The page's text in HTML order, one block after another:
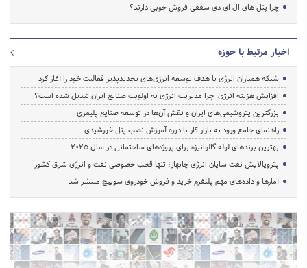
چرا پنل های ال ای دی سقفی فروش خوبی دارند؟
اخبار مرتبط با حوزه
شبکه همیاران انرژی با هدف توسعه انرژی‌های تجدیدپذیر فعالیت خود را آغاز کرد
افزایش هزینه انرژی: چرا مدیریت انرژی به اولویت صنایع ایران تبدیل شده است؟
بزرگترین پتروشیمی‌های ایران و نقش آن‌ها در توسعه صنایع پلیمری
راهنمای جامع ورود به بازار کار با دوره آموزش نصب پنل خورشیدی
بهترین برندهای لوله گالوانیزه برای پروژه‌های ساختمانی در سال ۲۰۲۵
پتروپالایش نفت سایان انرژی چابهار؛ تنها قطب خصوصی نفت و انرژی شرق کشور
آمارها و داده‌های مهم پلتفرم خرید و فروش خودروی سوییچ منتشر شد